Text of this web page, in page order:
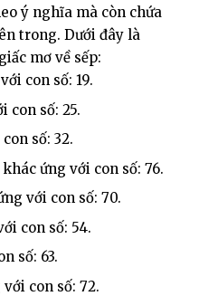
ý nghĩa mà còn chứa
trong. Dưới đây là
mơ về sếp:
con số: 19.
con số: 25.
số: 32.
ứng với con số: 76.
với con số: 70.
con số: 54.
số: 63.
con số: 72.